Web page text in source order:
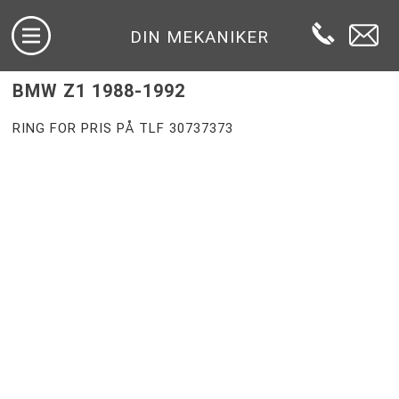
DIN MEKANIKER
BMW Z1 1988-1992
RING FOR PRIS PÅ TLF 30737373